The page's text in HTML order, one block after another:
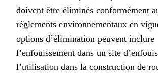
doivent être éliminés conformément
règlements environnementaux en
options d’élimination peuvent inclure
l’enfouissement dans un site
l’utilisation dans la construction de